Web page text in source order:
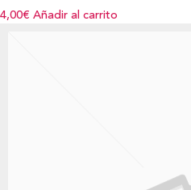
4,00€ Añadir al carrito